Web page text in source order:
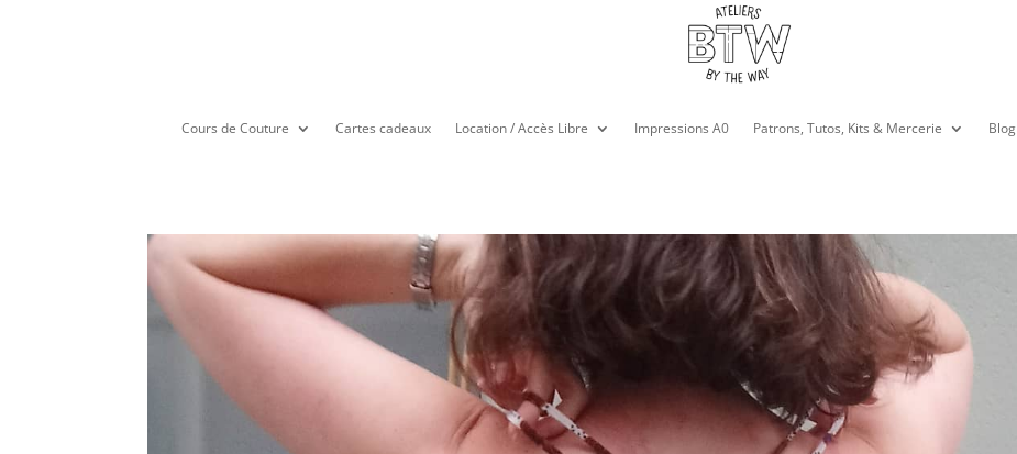
Cours de Couture Cartes cadeaux Location / Accès Libre Impressions A0 Patrons, Tutos, Kits & Mercerie Blog